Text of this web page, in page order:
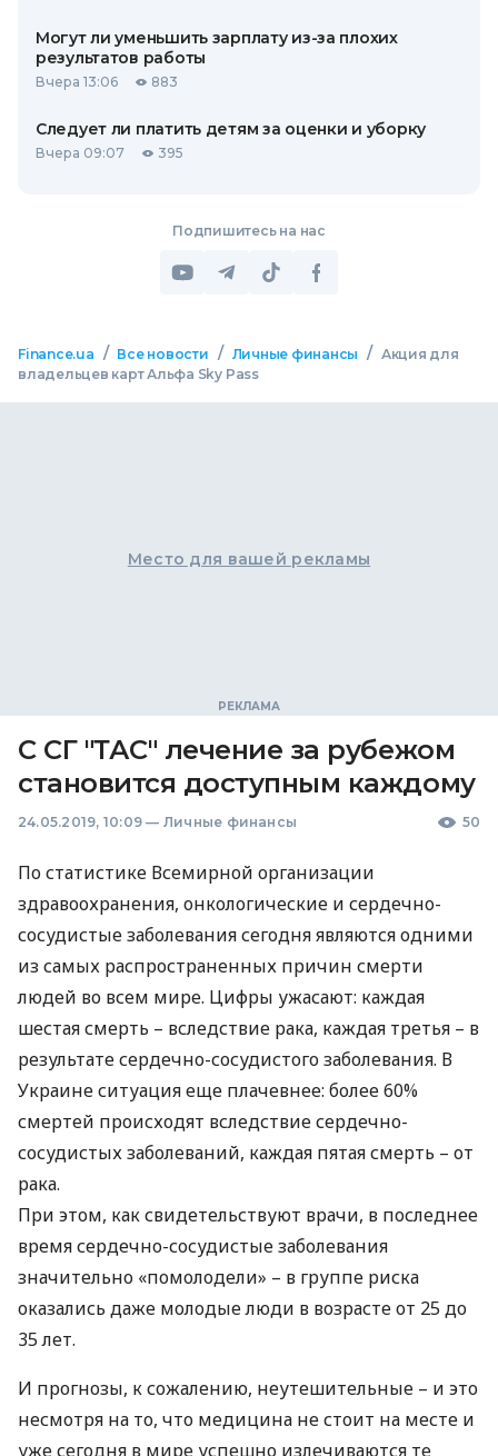
Могут ли уменьшить зарплату из-за плохих
результатов работы
Вчера 13:06 883
Следует ли платить детям за оценки и уборку
Вчера 09:07 395
Подпишитесь на нас
Finance.ua / Все новости / Личные финансы / Акция для
владельцев карт Альфа Sky Pass
Место для вашей рекламы
С СГ "ТАС" лечение за рубежом
становится доступным каждому
24.05.2019, 10:09 — Личные финансы 50
По статистике Всемирной организации
здравоохранения, онкологические и сердечно-
сосудистые заболевания сегодня являются одними
из самых распространенных причин смерти
людей во всем мире. Цифры ужасают: каждая
шестая смерть – вследствие рака, каждая третья – в
результате сердечно-сосудистого заболевания. В
Украине ситуация еще плачевнее: более 60%
смертей происходят вследствие сердечно-
сосудистых заболеваний, каждая пятая смерть – от
рака.
При этом, как свидетельствуют врачи, в последнее
время сердечно-сосудистые заболевания
значительно «помолодели» – в группе риска
оказались даже молодые люди в возрасте от 25 до
35 лет.
И прогнозы, к сожалению, неутешительные – и это
несмотря на то, что медицина не стоит на месте и
уже сегодня в мире успешно излечиваются те